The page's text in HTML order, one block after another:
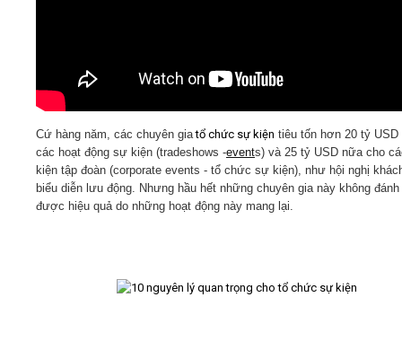
Cứ hàng năm, các chuyên giatổ chức sự kiện tiêu tốn hơn 20 tỷ USD
các hoạt động sự kiện (tradeshows -events) và 25 tỷ USD nữa cho
kiện tập đoàn (corporate events - tổ chức sự kiện), như hội nghị
biểu diễn lưu động. Nhưng hầu hết những chuyên gia này không
được hiệu quả do những hoạt động này mang lại.